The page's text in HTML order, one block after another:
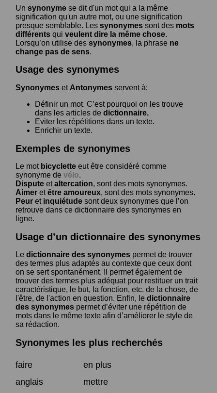
Un synonyme se dit d'un mot qui a la même
signification qu'un autre mot, ou une signification
presque semblable. Les synonymes sont des mots
différents qui veulent dire la même chose.
Lorsqu’on utilise des synonymes, la phrase ne
change pas de sens.
Usage des synonymes
Synonymes et Antonymes servent à:
Définir un mot. C’est pourquoi on les trouve
dans les articles de dictionnaire.
Eviter les répétitions dans un texte.
Enrichir un texte.
Exemples de synonymes
Le mot bicyclette eut être considéré comme
synonyme de vélo.
Dispute etaltercation, sont des mots synonymes.
Aimer etêtre amoureux, sont des mots synonymes.
Peur et inquiétude sont deux synonymes que l’on
retrouve dans ce dictionnaire des synonymes en
ligne.
Usage d’un dictionnaire des synonymes
Le dictionnaire des synonymes permet de trouver
des termes plus adaptés au contexte que ceux dont
on se sert spontanément. Il permet également de
trouver des termes plus adéquat pour restituer un trait
caractéristique, le but, la fonction, etc. de la chose, de
l'être, de l'action en question. Enfin, le dictionnaire
des synonymes permet d’éviter une répétition de
mots dans le même texte afin d’améliorer le style de
sa rédaction.
Synonymes les plus recherchés
faire
en plus
anglais
mettre